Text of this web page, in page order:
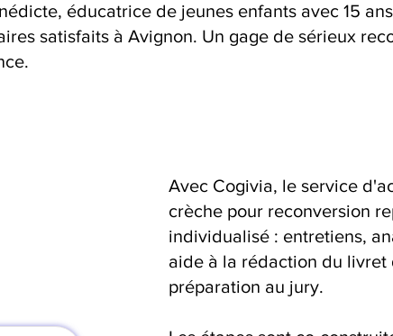
éducatrice de jeunes enfants avec 15
satisfaits à Avignon. Un gage de sérieux
Avec Cogivia, le service
crèche pour reconversion
individualisé : entretiens,
aide à la rédaction du livret
préparation au jury.